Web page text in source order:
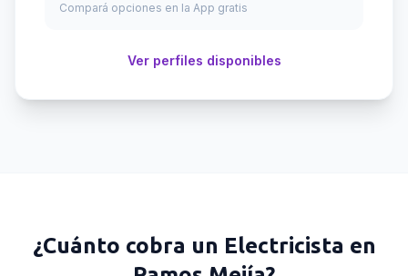
Compará opciones en la App gratis
Ver perfiles disponibles
¿Cuánto cobra un Electricista en